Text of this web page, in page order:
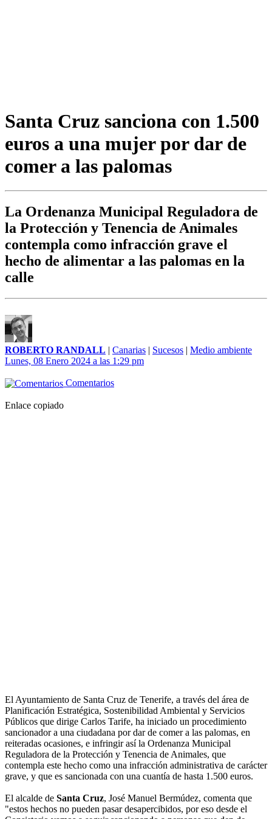
Santa Cruz sanciona con 1.500
euros a una mujer por dar de
comer a las palomas
La Ordenanza Municipal Reguladora de
la Protección y Tenencia de Animales
contempla como infracción grave el
hecho de alimentar a las palomas en la
calle
ROBERTO RANDALL | Canarias | Sucesos | Medio ambiente
Lunes, 08 Enero 2024 a las 1:29 pm
Comentarios
Enlace copiado
El Ayuntamiento de Santa Cruz de Tenerife, a través del área de
Planificación Estratégica, Sostenibilidad Ambiental y Servicios
Públicos que dirige Carlos Tarife, ha iniciado un procedimiento
sancionador a una ciudadana por dar de comer a las palomas, en
reiteradas ocasiones, e infringir así la Ordenanza Municipal
Reguladora de la Protección y Tenencia de Animales, que
contempla este hecho como una infracción administrativa de carácter
grave, y que es sancionada con una cuantía de hasta 1.500 euros.
El alcalde de Santa Cruz, José Manuel Bermúdez, comenta que
"estos hechos no pueden pasar desapercibidos, por eso desde el